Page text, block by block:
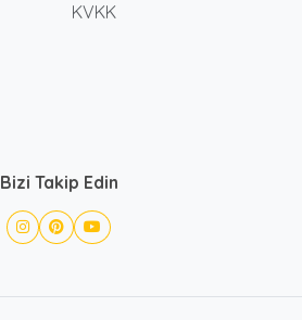
KVKK
Bizi Takip Edin